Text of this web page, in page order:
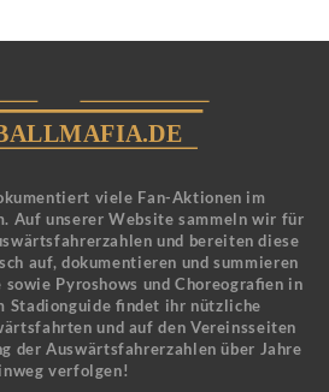
viele Fan-Aktionen im
Auf unserer Website sammeln wir für
und bereiten diese
auf, dokumentieren und summieren
Pyroshows und Choreografien in
Stadionguide findet ihr nützliche
und auf den Vereinsseiten
der Auswärtsfahrerzahlen über Jahre
verfolgen!